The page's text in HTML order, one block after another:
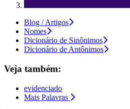
Blog / Artigos
Nomes
Dicionário de Sinônimos
Dicionário de Antônimos
Veja também:
evidenciado
Mais Palavras